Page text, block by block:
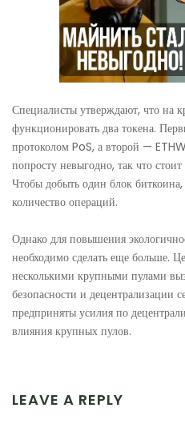
Специалисты утверждают, что на
функционировать два токена.
протоколом PoS, а второй —
попросту невыгодно, так что
Чтобы добыть один блок
количество операций.
Однако для повышения
необходимо сделать еще больше.
несколькими крупными пулами
безопасности и децентрализации
предприняты усилия по
влияния крупных пулов.
LEAVE A REPLY